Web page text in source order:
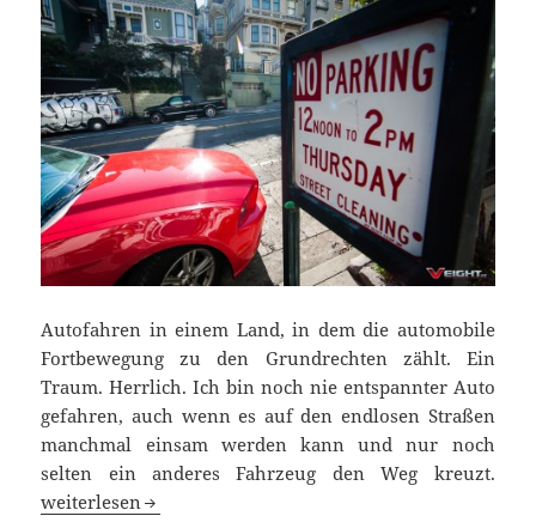
Autofahren in einem Land, in dem die automobile
Fortbewegung zu den Grundrechten zählt. Ein
Traum. Herrlich. Ich bin noch nie entspannter Auto
gefahren, auch wenn es auf den endlosen Straßen
manchmal einsam werden kann und nur noch
selten ein anderes Fahrzeug den Weg kreuzt.
Flow-Rider: Flüssiges Syrup für deutschen
weiterlesen